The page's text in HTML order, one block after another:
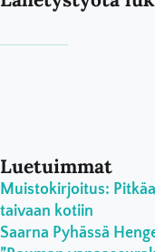
Luetuimmat
Muistokirjoitus:
taivaan kotiin
Saarna Pyhässä